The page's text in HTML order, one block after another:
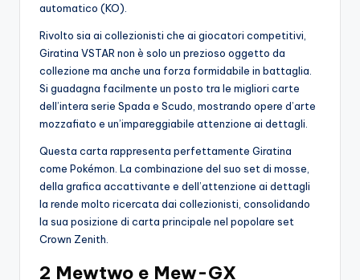
automatico (KO).
Rivolto sia ai collezionisti che ai giocatori competitivi,
Giratina VSTAR non è solo un prezioso oggetto da
collezione ma anche una forza formidabile in battaglia.
Si guadagna facilmente un posto tra le migliori carte
dell’intera serie Spada e Scudo, mostrando opere d’arte
mozzafiato e un’impareggiabile attenzione ai dettagli.
Questa carta rappresenta perfettamente Giratina
come Pokémon. La combinazione del suo set di mosse,
della grafica accattivante e dell’attenzione ai dettagli
la rende molto ricercata dai collezionisti, consolidando
la sua posizione di carta principale nel popolare set
Crown Zenith.
2 Mewtwo e Mew-GX